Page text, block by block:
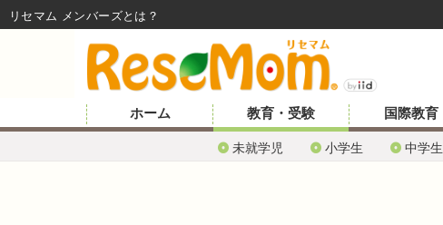
ホーム 教育・受験
未就学児 小学生 中学生
国際教育
リセマム メンバーズ